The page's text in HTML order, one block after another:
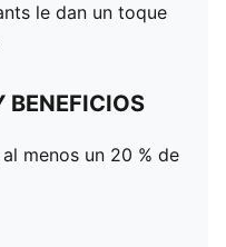
le dan un toque
BENEFICIOS
menos un 20 % de